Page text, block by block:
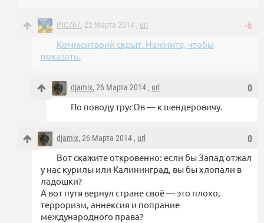
-6
PIC767, 22 Марта 2014 , url
Комментарий скрыт. Нажмите, чтобы
показать.
0
djamix, 26 Марта 2014 , url
По поводу трусОв — к шендеровичу.
0
djamix, 26 Марта 2014 , url
Вот скажите откровенно: если бы Запад отжал
у нас курилы или Калининград, вы бы хлопали в
ладошки?
А вот путя вернул стране своё — это плохо,
терроризм, аннексия и попрание
международного права?